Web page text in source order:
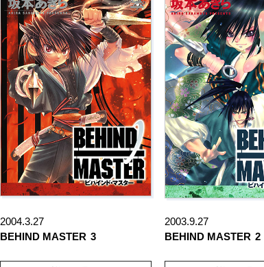
2004.3.27
BEHIND MASTER 3
2003.9.27
BEHIND MASTER 2